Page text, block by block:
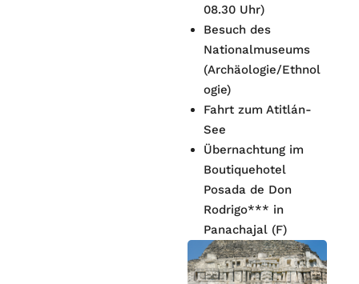
08.30 Uhr)
Besuch des
Nationalmuseums
(Archäologie/Ethnol
ogie)
Fahrt zum Atitlán-
See
Übernachtung im
Boutiquehotel
Posada de Don
Rodrigo*** in
Panachajal (F)